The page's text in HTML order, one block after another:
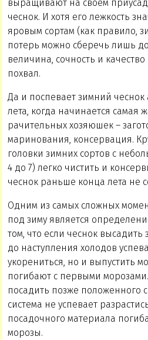
выращивают на своем
чеснок. И хотя его лежкость
яровым сортам (как правило,
потерь можно сберечь лишь
величина, сочность и
похвал.
Да и поспевает зимний чеснок
лета, когда начинается самая
рачительных хозяюшек –
маринования, консервация.
головки зимних сортов с
4 до 7) легко чистить и
чеснок раньше конца лета не
Одним из самых сложных
под зиму является
том, что если чеснок высадить
до наступления холодов
укорениться, но и выпустить
погибают с первыми
посадить позже положенного
система не успевает
посадочного материала
морозы.